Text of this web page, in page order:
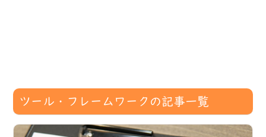
ツール・フレームワークの記事一覧